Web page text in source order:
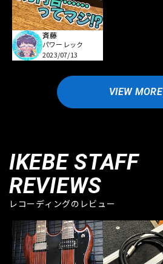
斉藤
パワーレック
2023/07/13
VIEW MORE
IKEBE STAFF
REVIEWS
レコーディングのレビュー